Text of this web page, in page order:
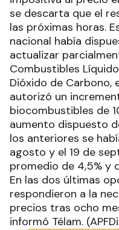
se descarta que el
las próximas horas.
nacional había
actualizar
Combustibles
Dióxido de Carbono,
autorizó un
biocombustibles de
aumento dispuesto
los anteriores se
agosto y el 19 de
promedio de 4,5% y
En las dos últimas
respondieron a la
precios tras ocho
informó Télam.